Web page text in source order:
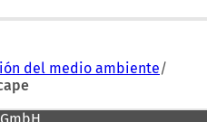
del medio ambiente